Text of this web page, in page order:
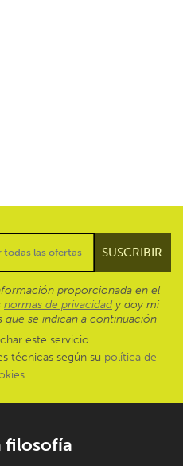
proporcionada en el
normas de privacidad y doy mi
se indican a continuación
este servicio
técnicas según su política de
filosofía